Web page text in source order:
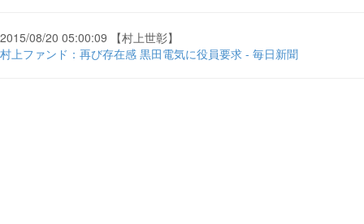
2015/08/20 05:00:09 【村上世彰】
村上ファンド：再び存在感 黒田電気に役員要求 - 毎日新聞